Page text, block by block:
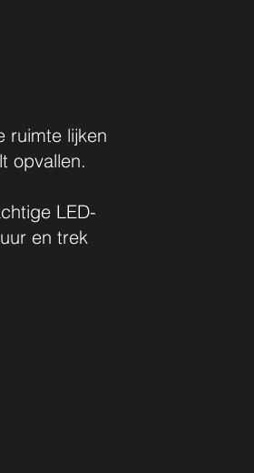
ruimte lijken
opvallen.
LED-
en trek